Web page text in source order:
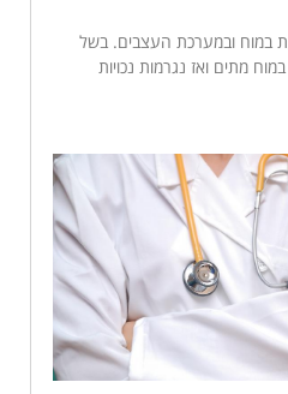
במוח ובמערכת העצבים. בשל
מתים ואז נגרמות נכויות